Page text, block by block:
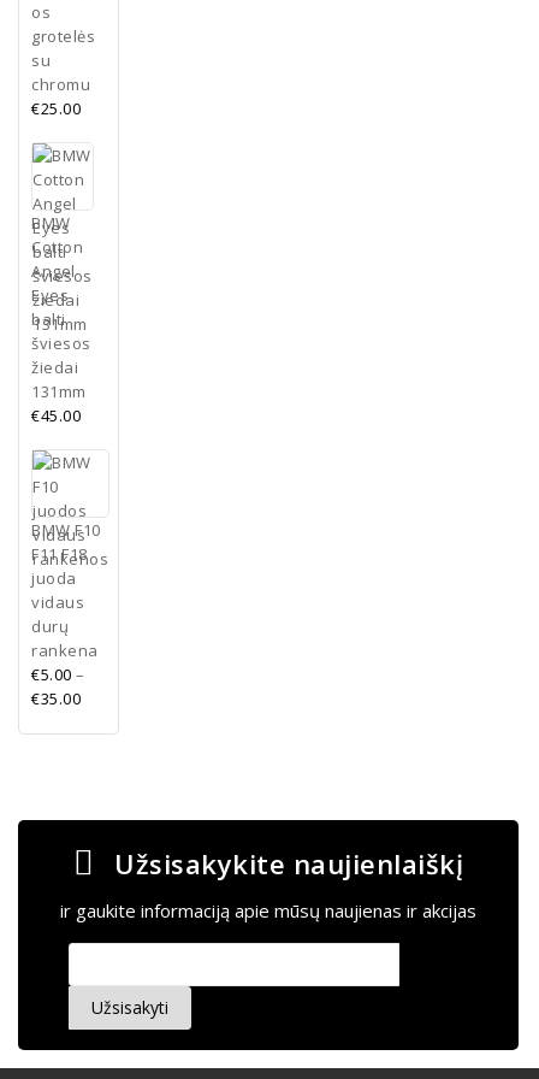
os
grotelės
su
chromu
€25.00
BMW
Cotton
Angel
Eyes
balti
šviesos
žiedai
131mm
€45.00
BMW F10
F11 F18
juoda
vidaus
durų
rankena
€5.00 –
€35.00
Užsisakykite naujienlaiškį
ir gaukite informaciją apie mūsų naujienas ir akcijas